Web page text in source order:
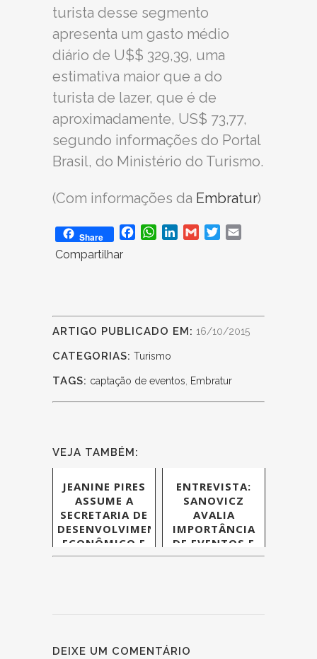
turista desse segmento
apresenta um gasto médio
diário de U$$ 329,39, uma
estimativa maior que a do
turista de lazer, que é de
aproximadamente, US$ 73,77,
segundo informações do Portal
Brasil, do Ministério do Turismo.
(Com informações da Embratur)
Share Facebook
WhatsApp
LinkedInGmailTwitter
Compartilhar
ARTIGO PUBLICADO EM: 16/10/2015
CATEGORIAS: Turismo
TAGS: captação de eventos, Embratur
VEJA TAMBÉM:
JEANINE PIRES
ASSUME A
SECRETARIA DE
DESENVOLVIMENTO
ECONÔMICO E
TURISMO DE
ENTREVISTA:
SANOVICZ
AVALIA
IMPORTÂNCIA
DE EVENTOS E
TURISMO DE
AÉREAS
DEIXE UM COMENTÁRIO